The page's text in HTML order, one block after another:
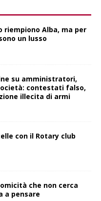
Alba, ma per
un lusso
su amministratori,
contestati falso,
illecita di armi
con il Rotary club
che non cerca
a pensare